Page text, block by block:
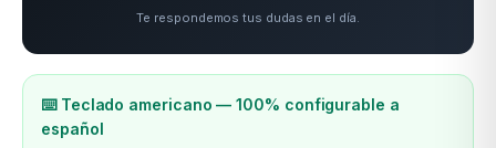
Te respondemos tus dudas en el día.
⌨️ Teclado americano — 100% configurable a
español